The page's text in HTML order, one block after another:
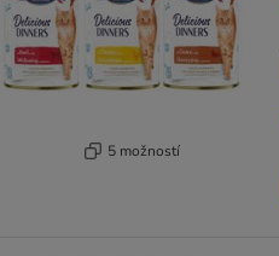
5 možností